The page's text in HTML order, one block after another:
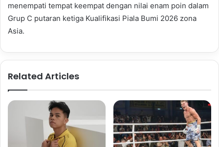
menempati tempat keempat dengan nilai enam poin dalam
Grup C putaran ketiga Kualifikasi Piala Bumi 2026 zona
Asia.
Related Articles